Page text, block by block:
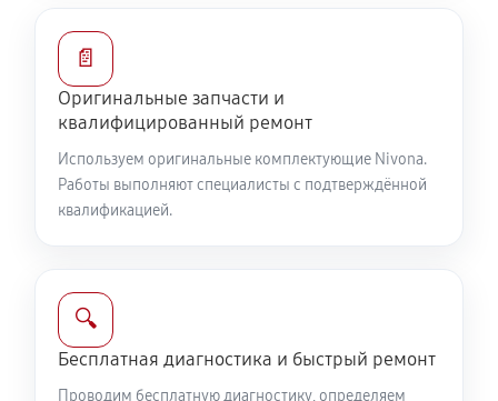
📄
Оригинальные запчасти и
квалифицированный ремонт
Используем оригинальные комплектующие Nivona.
Работы выполняют специалисты с подтверждённой
квалификацией.
🔍
Бесплатная диагностика и быстрый ремонт
Проводим бесплатную диагностику, определяем